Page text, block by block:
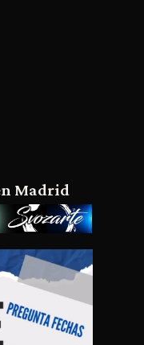
Madrid